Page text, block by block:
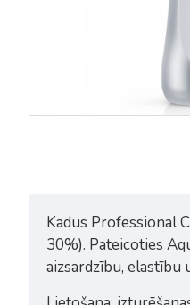
Kadus Professional
30%). Pateicoties
aizsardzību, elastību